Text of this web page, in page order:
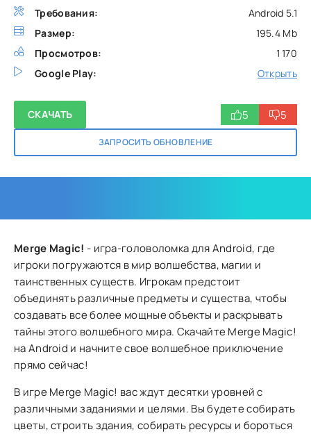
Требования:
Android 5.1
Размер:
195.4 Mb
Просмотров:
1 170
Google Play:
Открыть
СКАЧАТЬ
ЗАПРОСИТЬ ОБНОВЛЕНИЕ
5 5
Merge Magic! - игра-головоломка для Android, где
игроки погружаются в мир волшебства, магии и
таинственных существ. Игрокам предстоит
объединять различные предметы и существа, чтобы
создавать все более мощные объекты и раскрывать
тайны этого волшебного мира. Скачайте Merge Magic!
на Android и начните свое волшебное приключение
прямо сейчас!
В игре Merge Magic! вас ждут десятки уровней с
различными заданиями и целями. Вы будете собирать
цветы, строить здания, собирать ресурсы и бороться